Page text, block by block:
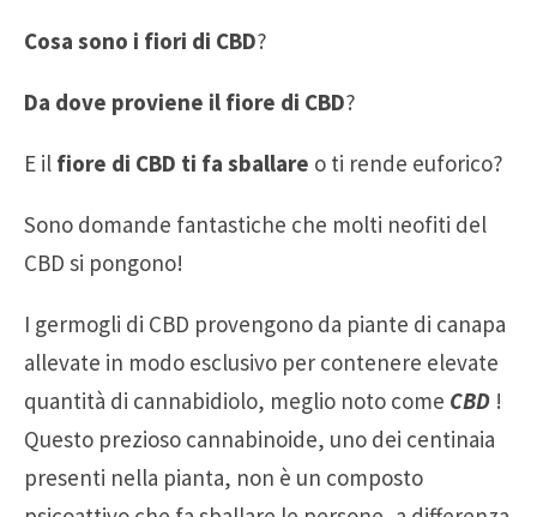
Cosa sono i fiori di CBD?
Da dove proviene il fiore di CBD?
E il fiore di CBD ti fa sballare o ti rende euforico?
Sono domande fantastiche che molti neofiti del
CBD si pongono!
I germogli di CBD provengono da piante di canapa
allevate in modo esclusivo per contenere elevate
quantità di cannabidiolo, meglio noto come CBD !
Questo prezioso cannabinoide, uno dei centinaia
presenti nella pianta, non è un composto